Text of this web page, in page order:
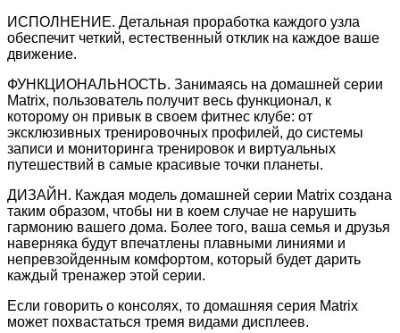
ИСПОЛНЕНИЕ. Детальная проработка каждого узла
обеспечит четкий, естественный отклик на каждое ваше
движение.
ФУНКЦИОНАЛЬНОСТЬ. Занимаясь на домашней серии
Matrix, пользователь получит весь функционал, к
которому он привык в своем фитнес клубе: от
эксклюзивных тренировочных профилей, до системы
записи и мониторинга тренировок и виртуальных
путешествий в самые красивые точки планеты.
ДИЗАЙН. Каждая модель домашней серии Matrix создана
таким образом, чтобы ни в коем случае не нарушить
гармонию вашего дома. Более того, ваша семья и друзья
наверняка будут впечатлены плавными линиями и
непревзойденным комфортом, который будет дарить
каждый тренажер этой серии.
Если говорить о консолях, то домашняя серия Matrix
может похвастаться тремя видами дисплеев.